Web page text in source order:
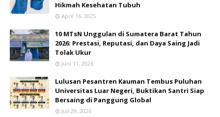
Hikmah Kesehatan Tubuh
April 16, 2025
10 MTsN Unggulan di Sumatera Barat Tahun
2026: Prestasi, Reputasi, dan Daya Saing Jadi
Tolak Ukur
Juni 11, 2026
Lulusan Pesantren Kauman Tembus Puluhan
Universitas Luar Negeri, Buktikan Santri Siap
Bersaing di Panggung Global
Juli 29, 2026